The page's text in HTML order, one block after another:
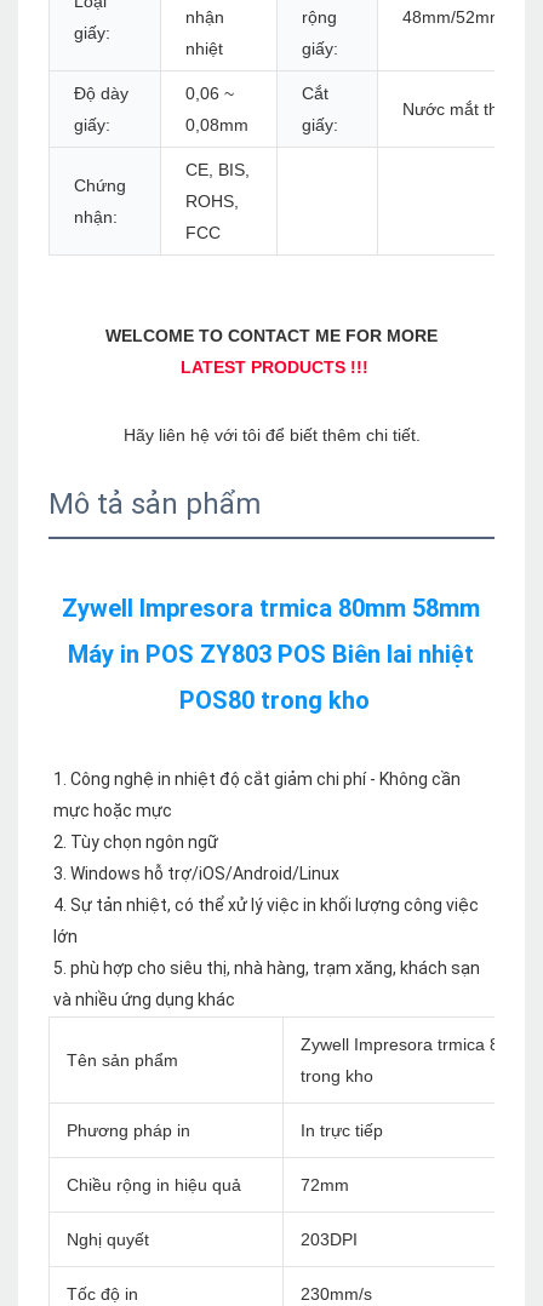
giấy:
nhận
nhiệt
rộng
giấy:
48mm/52mm/
Độ dày
giấy:
0,06 ~
0,08mm
Cắt
giấy:
Nước mắt thủ
Chứng
nhận:
CE, BIS,
ROHS,
FCC
Mô tả sản phẩm
Zywell Impresora trmica 80mm 58mm
Máy in POS ZY803 POS Biên lai nhiệt
1. Công nghệ in nhiệt độ cắt giảm chi phí - Không cần
mực hoặc mực
2. Tùy chọn ngôn ngữ
3. Windows hỗ trợ/iOS/Android/Linux
4. Sự tản nhiệt, có thể xử lý việc in khối lượng công việc
lớn
5. phù hợp cho siêu thị, nhà hàng, trạm xăng, khách sạn
Tên sản phẩm
Zywell Impresora trmica
trong kho
Phương pháp in In trực tiếp
Chiều rộng in hiệu quả 72mm
Nghị quyết 203DPI
Tốc độ in 230mm/s